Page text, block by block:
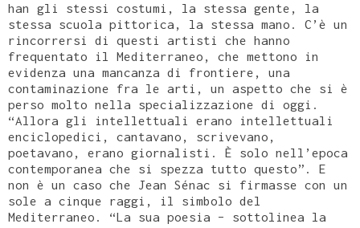
han gli stessi costumi, la stessa gente, la
stessa scuola pittorica, la stessa mano. C’è un
rincorrersi di questi artisti che hanno
frequentato il Mediterraneo, che mettono in
evidenza una mancanza di frontiere, una
contaminazione fra le arti, un aspetto che si è
perso molto nella specializzazione di oggi.
“Allora gli intellettuali erano intellettuali
enciclopedici, cantavano, scrivevano,
poetavano, erano giornalisti. È solo nell’epoca
contemporanea che si spezza tutto questo”. E
non è un caso che Jean Sénac si firmasse con un
sole a cinque raggi, il simbolo del
Mediterraneo. “La sua poesia – sottolinea la